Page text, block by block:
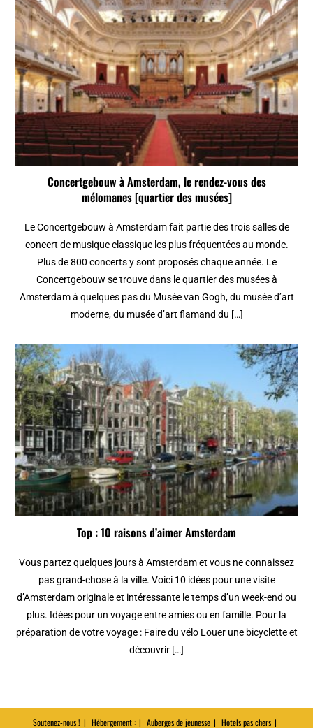
Concertgebouw à Amsterdam, le rendez-vous des
mélomanes [quartier des musées]
Le Concertgebouw à Amsterdam fait partie des trois salles de
concert de musique classique les plus fréquentées au monde.
Plus de 800 concerts y sont proposés chaque année. Le
Concertgebouw se trouve dans le quartier des musées à
Amsterdam à quelques pas du Musée van Gogh, du musée d’art
moderne, du musée d’art flamand du […]
Top : 10 raisons d’aimer Amsterdam
Vous partez quelques jours à Amsterdam et vous ne connaissez
pas grand-chose à la ville. Voici 10 idées pour une visite
d’Amsterdam originale et intéressante le temps d’un week-end ou
plus. Idées pour un voyage entre amies ou en famille. Pour la
préparation de votre voyage : Faire du vélo Louer une bicyclette et
découvrir […]
Soutenez-nous ! Hébergement : Auberges de jeunesse Hotels pas chers